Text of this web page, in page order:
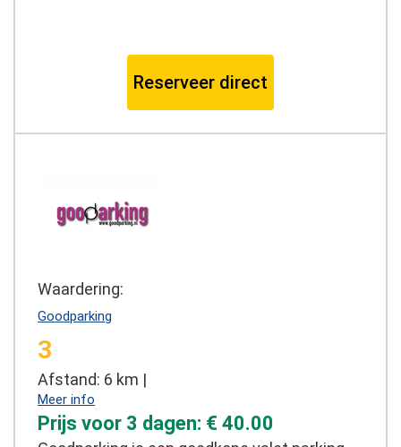
Reserveer direct
Waardering:
Goodparking
3
Afstand: 6 km |
Meer info
Prijs voor 3 dagen: € 40.00